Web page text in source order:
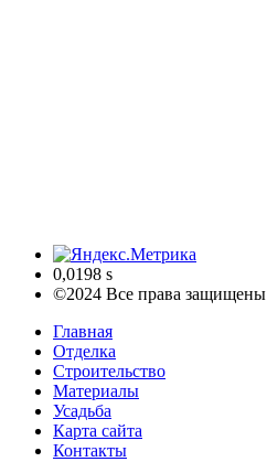
0,0198 s
©2024 Все права защищены
Главная
Отделка
Строительство
Материалы
Усадьба
Карта сайта
Контакты